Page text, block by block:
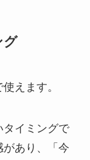
グ
えます。
タイミングで
あり、「今